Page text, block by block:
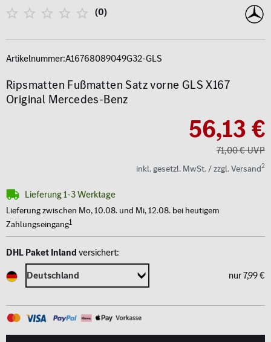
(0)
Artikelnummer:A16768089049G32-GLS
Ripsmatten Fußmatten Satz vorne GLS X167
Original Mercedes-Benz
56,13 €
71,00 € UVP
inkl. gesetzl. MwSt. / zzgl. Versand2
Lieferung 1-3 Werktage
Lieferung zwischen Mo, 10.08. und Mi, 12.08. bei heutigem
Zahlungseingang1
DHL Paket Inlandversichert:
nur 7,99 €